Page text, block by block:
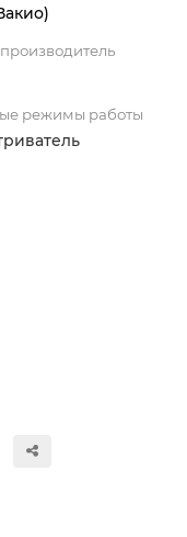
режимы работы